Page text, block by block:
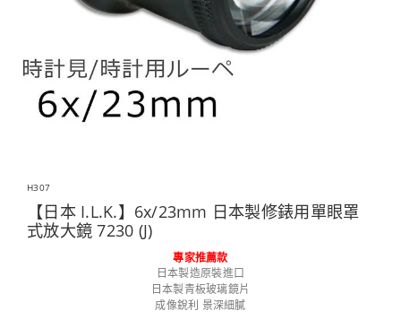
H307
【日本 I.L.K.】6x/23mm 日本製修錶用單眼罩
式放大鏡 7230 (J)
專家推薦款
日本製造原裝進口
日本製青板玻璃鏡片
成像銳利 景深細膩